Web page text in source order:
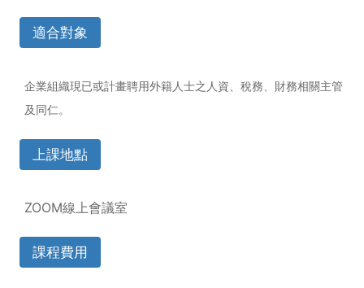
適合對象
企業組織現已或計畫聘用外籍人士之人資、稅務、財務相關主管
及同仁。
上課地點
ZOOM線上會議室
課程費用